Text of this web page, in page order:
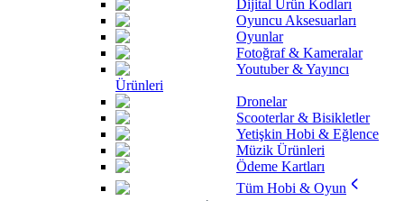
Dijital Ürün Kodları
Oyuncu Aksesuarları
Oyunlar
Fotoğraf & Kameralar
Youtuber & Yayıncı
Ürünleri
Dronelar
Scooterlar & Bisikletler
Yetişkin Hobi & Eğlence
Müzik Ürünleri
Ödeme Kartları
Tüm Hobi & Oyun